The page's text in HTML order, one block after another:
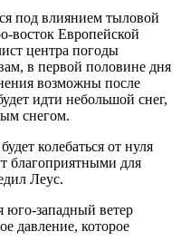
под влиянием тыловой
восток Европейской
центра погоды
в первой половине дня
возможны после
идти небольшой снег,
снегом.
колебаться от нуля
благоприятными для
Леус.
юго-западный ветер
давление, которое